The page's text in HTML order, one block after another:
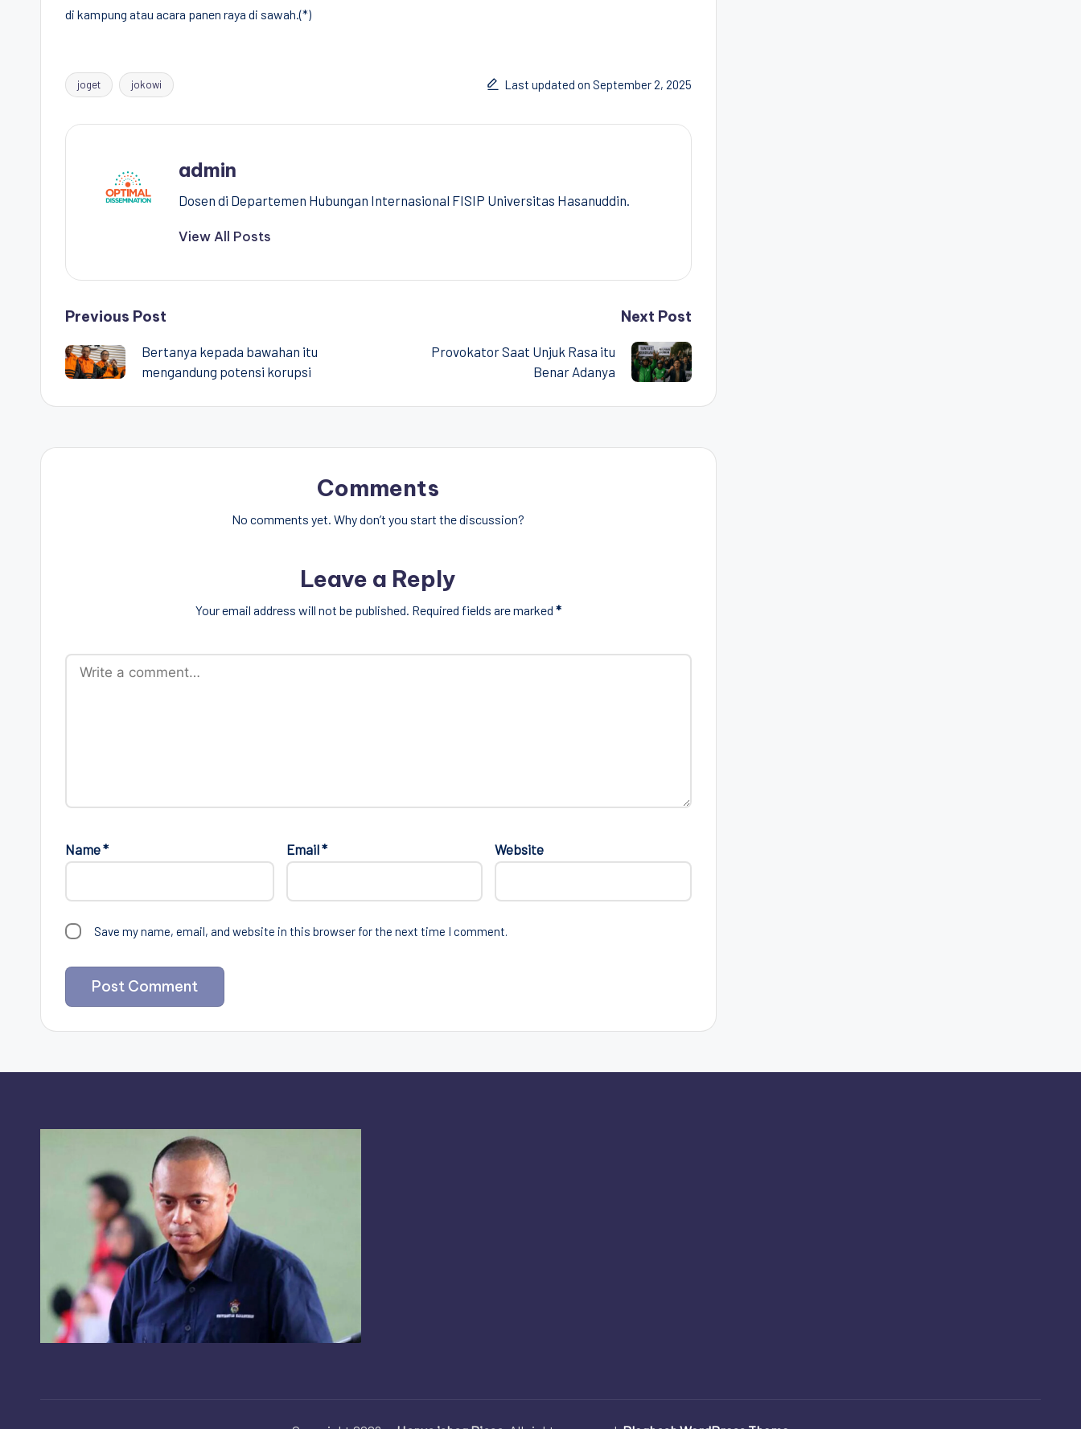
di kampung atau acara panen raya di sawah.(*)
Tags:
joget jokowi Last updated on September 2, 2025
admin
Dosen di Departemen Hubungan Internasional FISIP Universitas Hasanuddin.
View All Posts
Post
navigation
Previous Post
Bertanya kepada bawahan itu
mengandung potensi korupsi
Next Post
Provokator Saat Unjuk Rasa itu
Benar Adanya
Comments
No comments yet. Why don’t you start the discussion?
Leave a Reply
Your email address will not be published. Required fields are marked *
Name* Email* Website
Save my name, email, and website in this browser for the next time I comment.